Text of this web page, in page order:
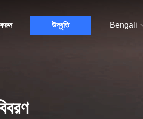
উদ্ধৃতি Bengali